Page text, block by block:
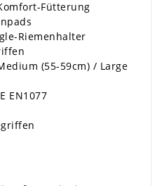
Fütterung
Riemenhalter
(55-59cm) / Large
EN1077